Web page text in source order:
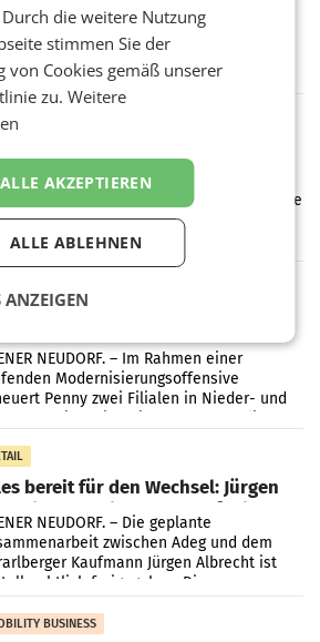
viel Gewinn
MAILAND/AMSTERDAM. Der
ProSiebenSat.1 hat im
dank Kostensenkungen operativ
Gewinn gemacht und die
deutlich übertroffen.
informieren am POS über
den gesamten August hinweg rücken die
Recycling Austria AG (ARA) und der
Müller die Initiative
Helden“ in allen österreichischen
und Niederösterreich
NEUDORF. – Im Rahmen einer
Modernisierungsoffensive
Penny zwei Filialen in Nieder- und
bereit für den Wechsel: Jürgen
setzt ab 1.1.2027 auf Adeg
NEUDORF. – Die geplante
zwischen Adeg und dem
Kaufmann Jürgen Albrecht ist
freigegeben: Die
und der
BUSINESS
die weitere Nutzung
stimmen Sie der
von Cookies gemäß unserer
zu.Weitere
ALLE AKZEPTIEREN
ALLE ABLEHNEN
ANZEIGEN